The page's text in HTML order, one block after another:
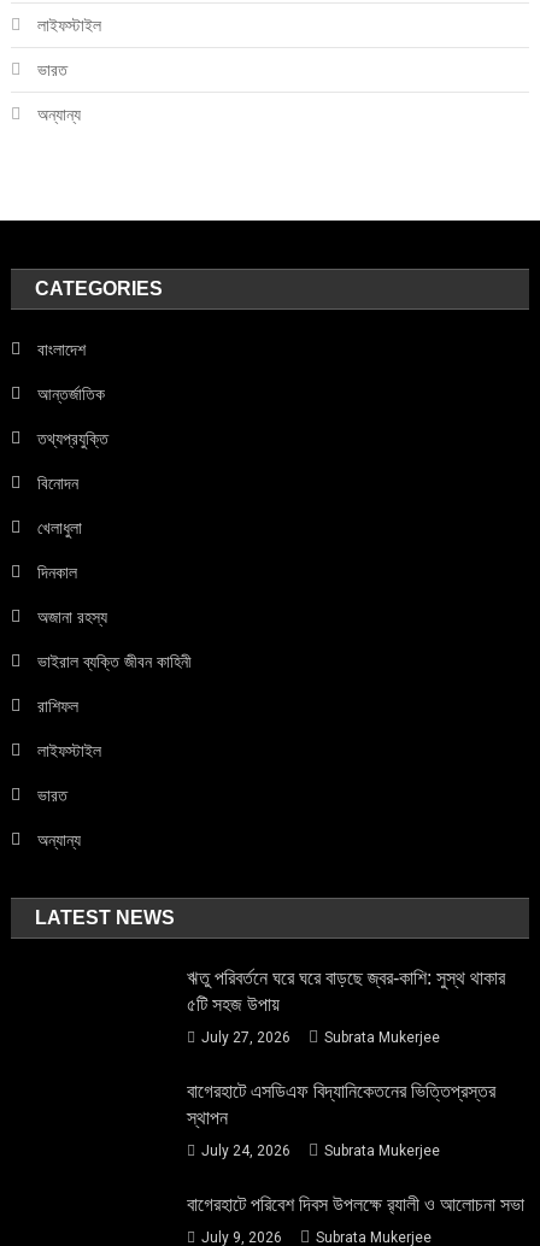
লাইফস্টাইল
ভারত
অন্যান্য
CATEGORIES
বাংলাদেশ
আন্তর্জাতিক
তথ্যপ্রযুক্তি
বিনোদন
খেলাধুলা
দিনকাল
অজানা রহস্য
ভাইরাল ব্যক্তি জীবন কাহিনী
রাশিফল
লাইফস্টাইল
ভারত
অন্যান্য
LATEST NEWS
ঋতু পরিবর্তনে ঘরে ঘরে বাড়ছে জ্বর-কাশি: সুস্থ থাকার
৫টি সহজ উপায়
July 27, 2026 Subrata Mukerjee
বাগেরহাটে এসডিএফ বিদ্যানিকেতনের ভিত্তিপ্রস্তর
স্থাপন
July 24, 2026 Subrata Mukerjee
বাগেরহাটে পরিবেশ দিবস উপলক্ষে র‌্যালী ও আলোচনা সভা
July 9, 2026 Subrata Mukerjee